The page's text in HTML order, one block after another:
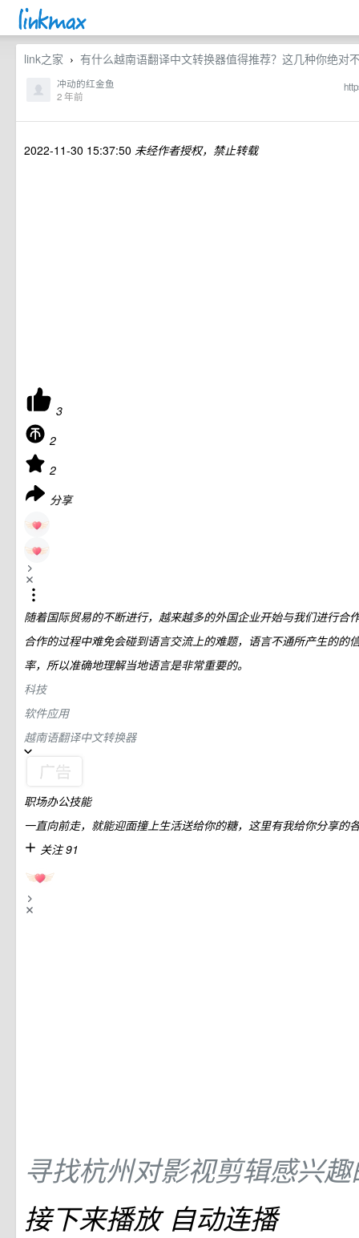
link之家 › 有什么越南语翻译中文转换器值得推荐？这几种你绝对
冲动的红金鱼
2 年前
2022-11-30 15:37:50 未经作者授权，禁止转载
3
2
2
分享
随着国际贸易的不断进行，越来越多的外国企业开始与我们进行合
合作的过程中难免会碰到语言交流上的难题，语言不通所产生的的
率，所以准确地理解当地语言是非常重要的。
科技
软件应用
越南语翻译中文转换器
职场办公技能
一直向前走，就能迎面撞上生活送给你的糖，这里有我给你分享的
关注 91
寻找杭州对影视剪辑感兴
接下来播放 自动连播